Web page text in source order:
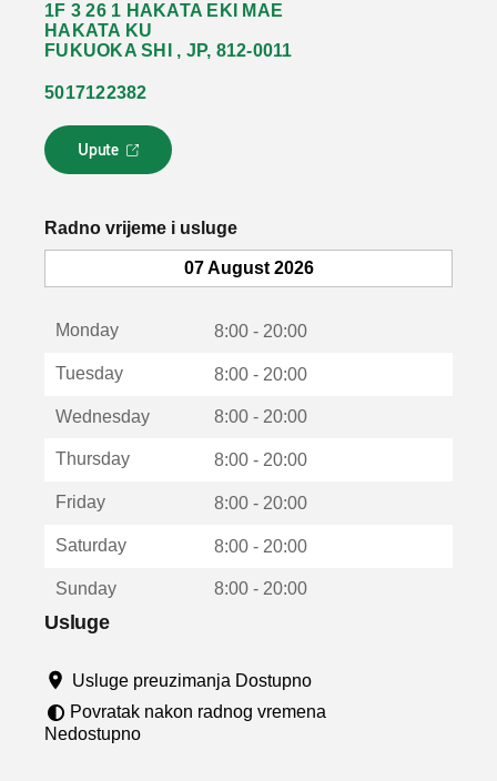
1F 3 26 1 HAKATA EKI MAE
HAKATA KU
FUKUOKA SHI , JP, 812-0011
5017122382
Upute
L
i
k
o
u
u
Radno vrijeme i usluge
07 August 2026
Monday 8:00 - 20:00
Tuesday 8:00 - 20:00
Wednesday 8:00 - 20:00
Thursday 8:00 - 20:00
Friday 8:00 - 20:00
Saturday 8:00 - 20:00
Sunday 8:00 - 20:00
Usluge
Usluge preuzimanja Dostupno
Povratak nakon radnog vremena
Nedostupno